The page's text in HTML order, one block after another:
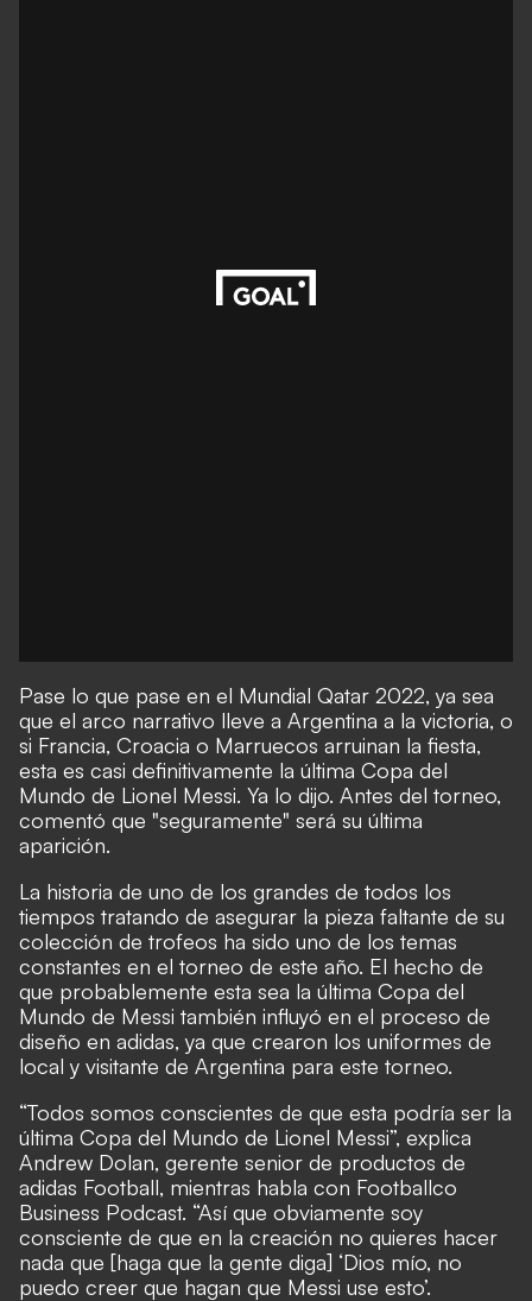
Pase lo que pase en el Mundial Qatar 2022, ya sea
que el arco narrativo lleve a Argentina a la victoria, o
si Francia, Croacia o Marruecos arruinan la fiesta,
esta es casi definitivamente la última Copa del
Mundo de Lionel Messi. Ya lo dijo. Antes del torneo,
comentó que "seguramente" será su última
aparición.
La historia de uno de los grandes de todos los
tiempos tratando de asegurar la pieza faltante de su
colección de trofeos ha sido uno de los temas
constantes en el torneo de este año. El hecho de
que probablemente esta sea la última Copa del
Mundo de Messi también influyó en el proceso de
diseño en adidas, ya que crearon los uniformes de
local y visitante de Argentina para este torneo.
“Todos somos conscientes de que esta podría ser la
última Copa del Mundo de Lionel Messi”, explica
Andrew Dolan, gerente senior de productos de
adidas Football, mientras habla con Footballco
Business Podcast. “Así que obviamente soy
consciente de que en la creación no quieres hacer
nada que [haga que la gente diga] ‘Dios mío, no
puedo creer que hagan que Messi use esto’.